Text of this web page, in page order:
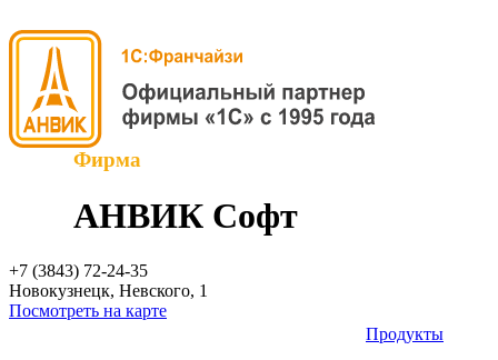
Фирма
АНВИК Софт
+7 (3843) 72-24-35
Новокузнецк, Невского, 1
Посмотреть на карте
Продукты